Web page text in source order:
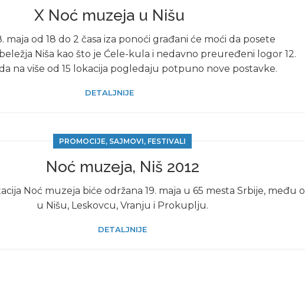
X Noć muzeja u Nišu
maja od 18 do 2 časa iza ponoći građani će moći da posete
Niša kao što je Ćele-kula i nedavno preuređeni logor 12.
na više od 15 lokacija pogledaju potpuno nove postavke.
DETALJNIJE
PROMOCIJE, SAJMOVI, FESTIVALI
Noć muzeja, Niš 2012
Noć muzeja biće održana 19. maja u 65 mesta Srbije, među
u Nišu, Leskovcu, Vranju i Prokuplju.
DETALJNIJE